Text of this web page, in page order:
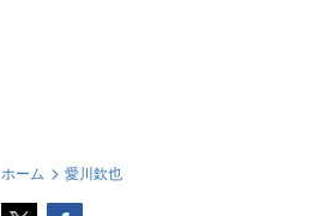
ホーム 愛川欽也